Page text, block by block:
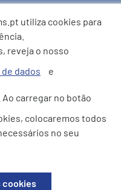
Moderna e Tráfico de
utiliza cookies para
reveja o nosso
dados
e
. Ao carregar no botão
colocaremos todos
no seu
cookies